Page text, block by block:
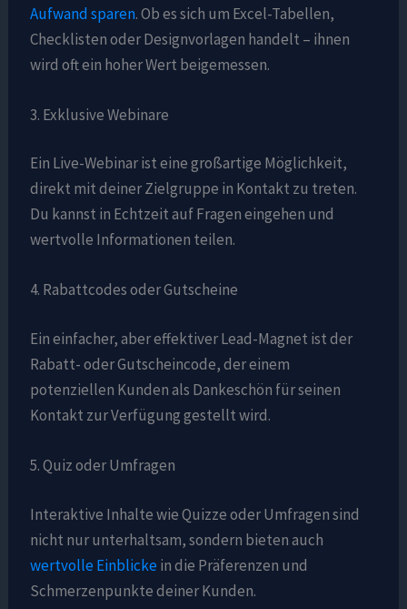
Aufwand sparen. Ob es sich um Excel-Tabellen,
Checklisten oder Designvorlagen handelt – ihnen
wird oft ein hoher Wert beigemessen.
3. Exklusive Webinare
Ein Live-Webinar ist eine großartige Möglichkeit,
direkt mit deiner Zielgruppe in Kontakt zu treten.
Du kannst in Echtzeit auf Fragen eingehen und
wertvolle Informationen teilen.
4. Rabattcodes oder Gutscheine
Ein einfacher, aber effektiver Lead-Magnet ist der
Rabatt- oder Gutscheincode, der einem
potenziellen Kunden als Dankeschön für seinen
Kontakt zur Verfügung gestellt wird.
5. Quiz oder Umfragen
Interaktive Inhalte wie Quizze oder Umfragen sind
nicht nur unterhaltsam, sondern bieten auch
wertvolle Einblickein die Präferenzen und
Schmerzenpunkte deiner Kunden.